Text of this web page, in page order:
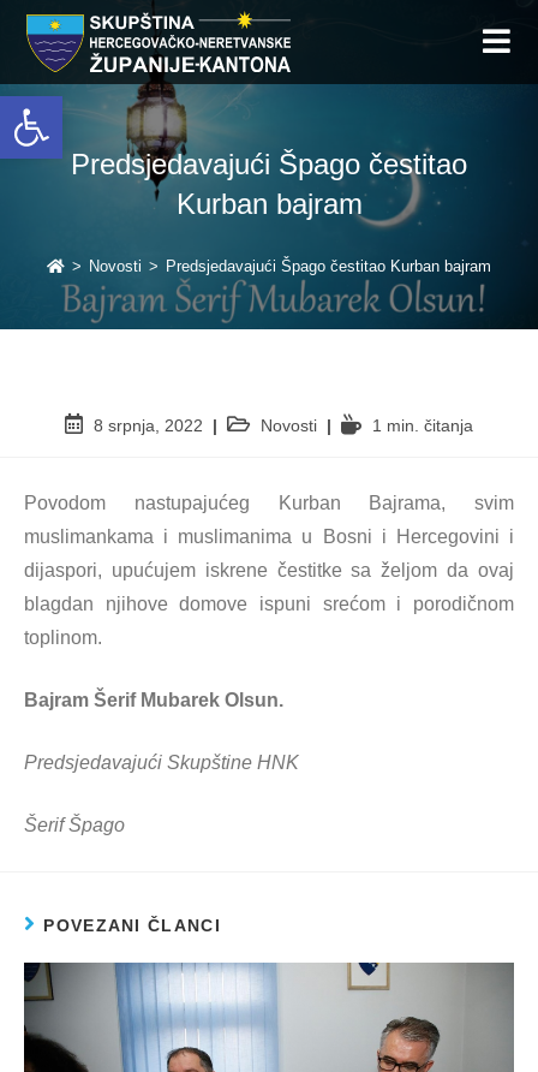
Open toolbar
Predsjedavajući Špago čestitao
Kurban bajram
> Novosti > Predsjedavajući Špago čestitao Kurban bajram
8 srpnja, 2022 Novosti 1 min. čitanja
Povodom nastupajućeg Kurban Bajrama, svim
muslimankama i muslimanima u Bosni i Hercegovini i
dijaspori, upućujem iskrene čestitke sa željom da ovaj
blagdan njihove domove ispuni srećom i porodičnom
toplinom.
Bajram Šerif Mubarek Olsun.
Predsjedavajući Skupštine HNK
Šerif Špago
POVEZANI ČLANCI